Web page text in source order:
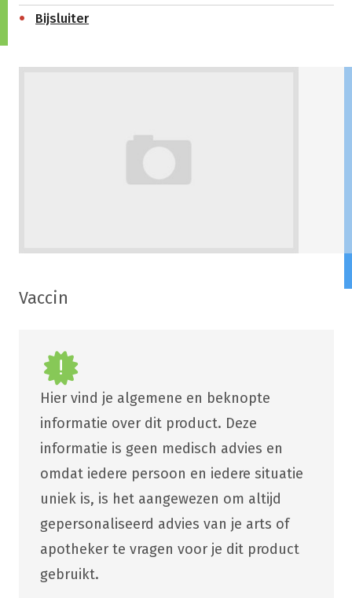
Bijsluiter
Vaccin
Hier vind je algemene en beknopte
informatie over dit product. Deze
informatie is geen medisch advies en
omdat iedere persoon en iedere situatie
uniek is, is het aangewezen om altijd
gepersonaliseerd advies van je arts of
apotheker te vragen voor je dit product
gebruikt.